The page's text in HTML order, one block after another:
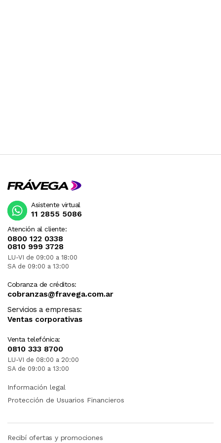
Atención al cliente:
0800 122 0338
0810 999 3728
LU-VI de 09:00 a 18:00
SA de 09:00 a 13:00
Cobranza de créditos:
cobranzas@fravega.com.ar
Servicios a empresas:
Ventas corporativas
Venta telefónica:
0810 333 8700
LU-VI de 08:00 a 20:00
SA de 09:00 a 13:00
Asistente virtual
11 2855 5086
Información legal
Protección de Usuarios Financieros
Recibí ofertas y promociones